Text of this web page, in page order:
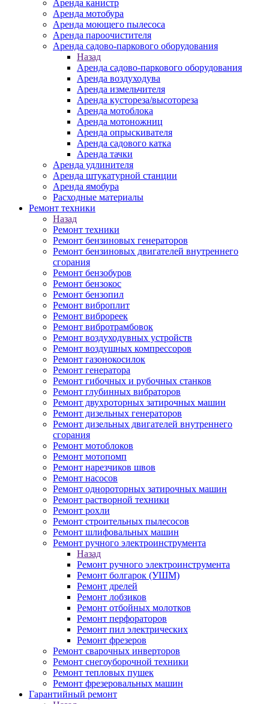
Аренда канистр
Аренда мотобура
Аренда моющего пылесоса
Аренда пароочистителя
Аренда садово-паркового оборудования
Назад
Аренда садово-паркового оборудования
Аренда воздуходува
Аренда измельчителя
Аренда кустореза/высотореза
Аренда мотоблока
Аренда мотоножниц
Аренда опрыскивателя
Аренда садового катка
Аренда тачки
Аренда удлинителя
Аренда штукатурной станции
Аренда ямобура
Расходные материалы
Ремонт техники
Назад
Ремонт техники
Ремонт бензиновых генераторов
Ремонт бензиновых двигателей внутреннего
сгорания
Ремонт бензобуров
Ремонт бензокос
Ремонт бензопил
Ремонт виброплит
Ремонт виброреек
Ремонт вибротрамбовок
Ремонт воздуходувных устройств
Ремонт воздушных компрессоров
Ремонт газонокосилок
Ремонт генератора
Ремонт гибочных и рубочных станков
Ремонт глубинных вибраторов
Ремонт двухроторных затирочных машин
Ремонт дизельных генераторов
Ремонт дизельных двигателей внутреннего
сгорания
Ремонт мотоблоков
Ремонт мотопомп
Ремонт нарезчиков швов
Ремонт насосов
Ремонт однороторных затирочных машин
Ремонт растворной техники
Ремонт рохли
Ремонт строительных пылесосов
Ремонт шлифовальных машин
Ремонт ручного электроинструмента
Назад
Ремонт ручного электроинструмента
Ремонт болгарок (УШМ)
Ремонт дрелей
Ремонт лобзиков
Ремонт отбойных молотков
Ремонт перфораторов
Ремонт пил электрических
Ремонт фрезеров
Ремонт сварочных инверторов
Ремонт снегоуборочной техники
Ремонт тепловых пушек
Ремонт фрезеровальных машин
Гарантийный ремонт